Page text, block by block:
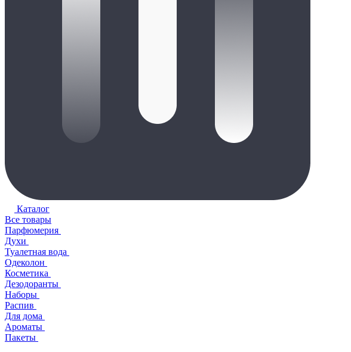
Каталог
Все товары
Парфюмерия
Духи
Туалетная вода
Одеколон
Косметика
Дезодоранты
Наборы
Распив
Для дома
Ароматы
Пакеты